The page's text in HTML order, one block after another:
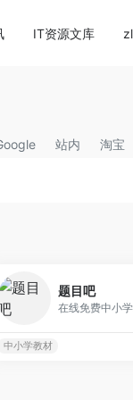
onenav/
IT资源文库
站内 淘宝
题目吧
中小学教材